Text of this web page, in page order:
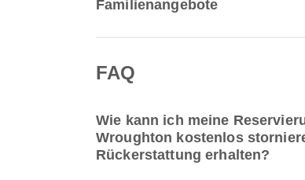
Familienangebote
FAQ
Wie kann ich meine
Wroughton kostenlos
Rückerstattung erhalten?